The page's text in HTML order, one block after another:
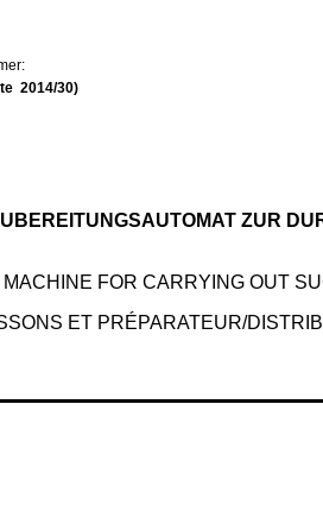
2014/30)
ZUR
FOR CARRYING OUT
ET PRÉPARATEUR/